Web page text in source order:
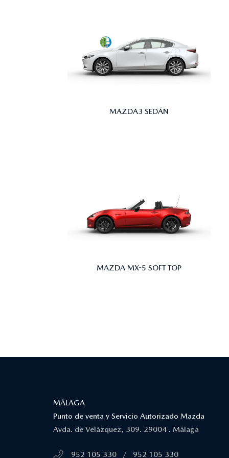
MAZDA3 SEDÁN
MAZDA MX-5 SOFT TOP
MÁLAGA
Punto de venta y Servicio Autorizado Mazda
Avda. de Velázquez, 309. 29004 . Málaga
952 105 330 / 952 105 330